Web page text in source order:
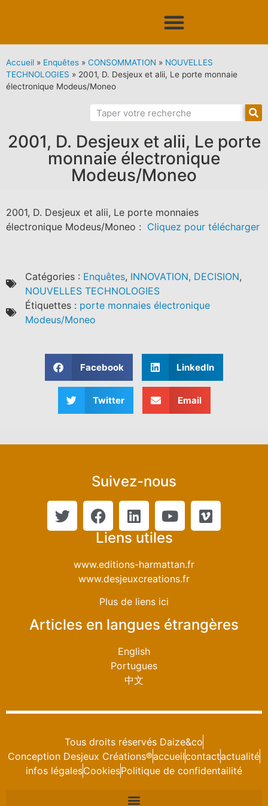
Accueil » Enquêtes » CONSOMMATION » NOUVELLES
TECHNOLOGIES » 2001, D. Desjeux et alii, Le porte monnaie
électronique Modeus/Moneo
2001, D. Desjeux et alii, Le porte
monnaie électronique
Modeus/Moneo
2001, D. Desjeux et alii, Le porte monnaies
électronique Modeus/Moneo : Cliquez pour télécharger
Catégories : Enquêtes, INNOVATION, DECISION,
NOUVELLES TECHNOLOGIES
Étiquettes : porte monnaies électronique
Modeus/Moneo
Facebook LinkedIn
Twitter Email
Suivez-nous
Liens utiles
www.editions-harmattan.fr
www.desjeuxcreations.fr
Plus de liens ici
Articles en langues étrangères
English
Portugues
中文
Tous droits réservés Daize&co
Conception Desjeux Créations®accueilcontactactualité
infos légalesCookiesPolitique de confidentailité